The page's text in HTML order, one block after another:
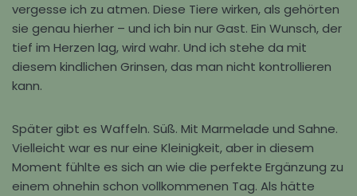
vergesse ich zu atmen. Diese Tiere wirken, als gehörten
sie genau hierher – und ich bin nur Gast. Ein Wunsch, der
tief im Herzen lag, wird wahr. Und ich stehe da mit
diesem kindlichen Grinsen, das man nicht kontrollieren
kann.
Später gibt es Waffeln. Süß. Mit Marmelade und Sahne.
Vielleicht war es nur eine Kleinigkeit, aber in diesem
Moment fühlte es sich an wie die perfekte Ergänzung zu
einem ohnehin schon vollkommenen Tag. Als hätte